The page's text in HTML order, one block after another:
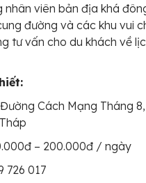
nhân viên bản địa khá
đường và các khu vui
tư vấn cho du khách về
Cách Mạng Tháng
– 200.000đ / ngày
726 017